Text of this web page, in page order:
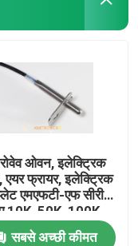
ओवन, इलेक्ट्रिक
फ्रायर, इलेक्ट्रिक
एमएफटी-एफ सीरीज
10K, 50K, 100K
सेंसर
सबसे अच्छी कीमत